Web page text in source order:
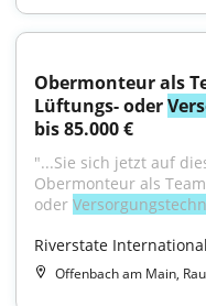
Obermonteur als
Lüftungs- oder
bis 85.000 €
"...Sie sich jetzt auf
Obermonteur als
oder
Riverstate
Offenbach am Main,